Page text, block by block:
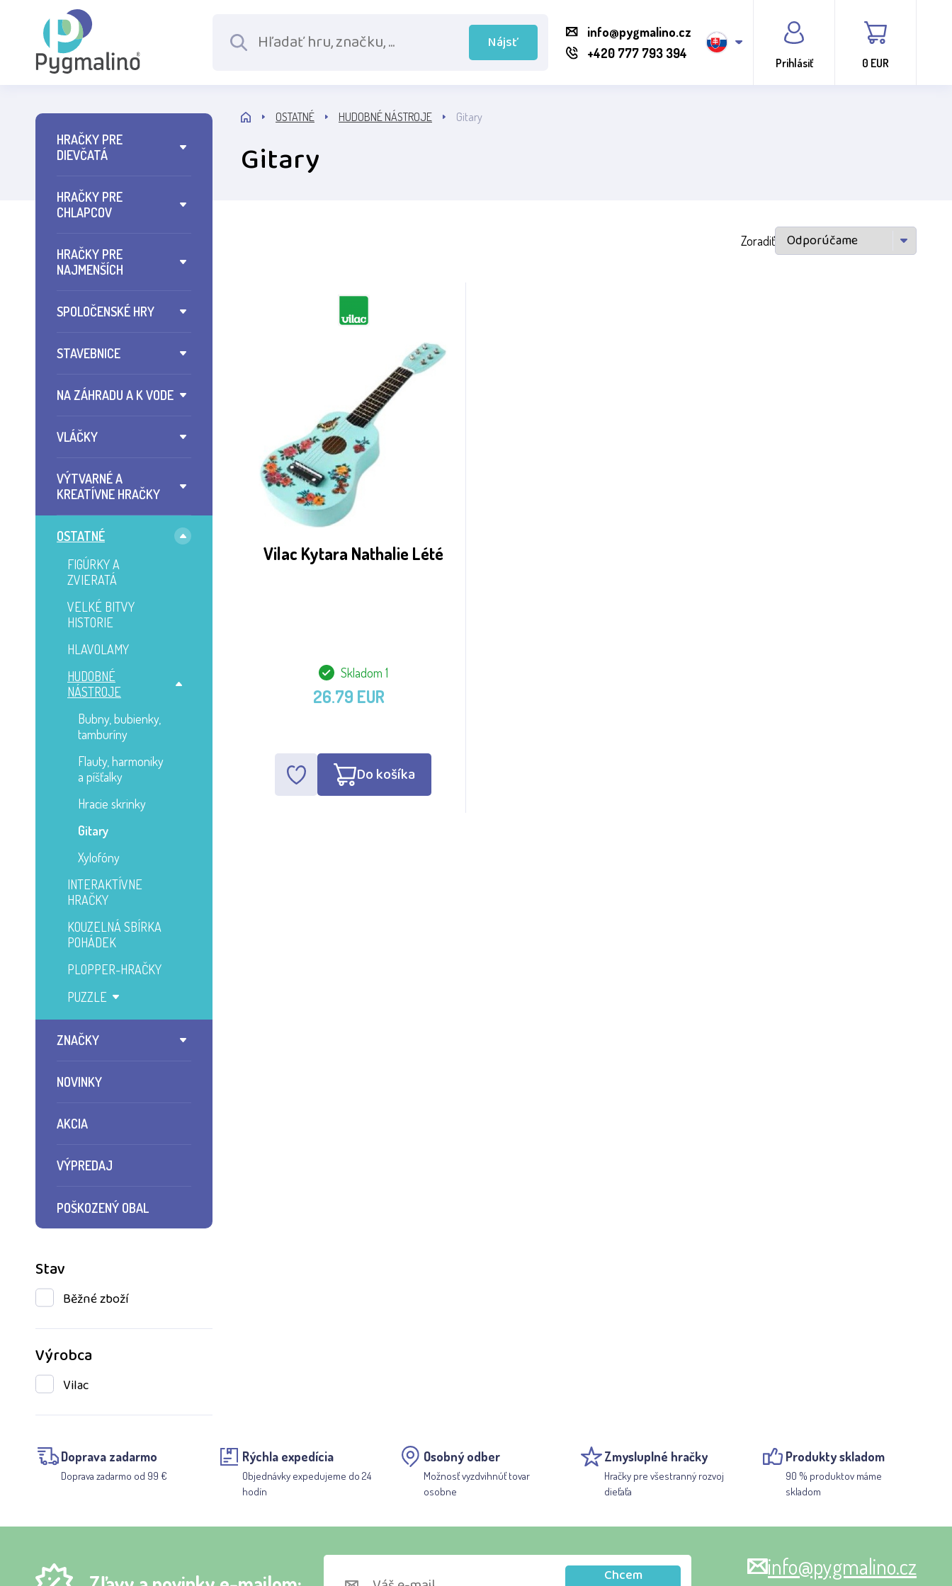
Nájsť
info@pygmalino.cz
+420 777 793 394
Prihlásiť 0 EUR
HRAČKY PRE
DIEVČATÁ
HRAČKY PRE
CHLAPCOV
HRAČKY PRE
NAJMENŠÍCH
SPOLOČENSKÉ HRY
STAVEBNICE
NA ZÁHRADU A K VODE
VLÁČKY
VÝTVARNÉ A
KREATÍVNE HRAČKY
OSTATNÉ
FIGÚRKY A
ZVIERATÁ
VELKÉ BITVY
HISTORIE
HLAVOLAMY
HUDOBNÉ
NÁSTROJE
Bubny, bubienky,
tamburíny
Flauty, harmoniky
a píšťalky
Hracie skrinky
Gitary
Xylofóny
INTERAKTÍVNE
HRAČKY
KOUZELNÁ SBÍRKA
POHÁDEK
PLOPPER-HRAČKY
PUZZLE
ZNAČKY
NOVINKY
AKCIA
VÝPREDAJ
POŠKOZENÝ OBAL
Stav
Běžné zboží
Výrobca
Vilac
OSTATNÉ HUDOBNÉ NÁSTROJE Gitary
Gitary
Zoradiť
Vilac Kytara Nathalie Lété
Skladom 1
26.79 EUR
Do košíka
Doprava zadarmo
Doprava zadarmo od 99 €
Rýchla expedícia
Objednávky expedujeme do 24
hodín
Osobný odber
Možnosť vyzdvihnúť tovar
osobne
Zmysluplné hračky
Hračky pre všestranný rozvoj
dieťaťa
Produkty skladom
90 % produktov máme
skladom
Chcem
info@pygmalino.cz